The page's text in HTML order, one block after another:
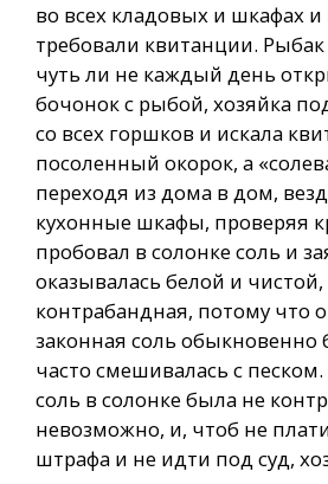
во всех кладовых и шкафах и
требовали квитанции.
чуть ли не каждый день
бочонок с рыбой, хозяйка
со всех горшков и искала
посоленный окорок, а
переходя из дома в дом,
кухонные шкафы, проверяя
пробовал в солонке соль и
оказывалась белой и чистой,
контрабандная, потому что
законная соль обыкновенно
часто смешивалась с
соль в солонке была не
невозможно, и, чтоб не
штрафа и не идти под суд,